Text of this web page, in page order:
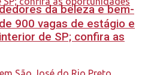
da beleza e bem-
900 vagas de estágio e
de SP; confira as